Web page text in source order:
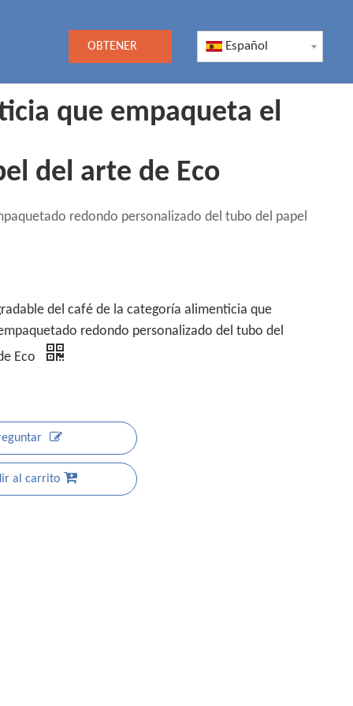
OBTENER
COTIZACIÓN
Español
que empaqueta el
del arte de Eco
redondo personalizado del tubo del papel
del café de la categoría alimenticia que
redondo personalizado del tubo del
Eco
al carrito